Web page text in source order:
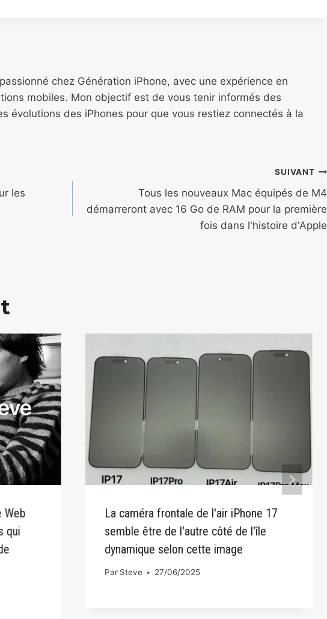
chez Génération iPhone, avec une expérience en
mobiles. Mon objectif est de vous tenir informés des
évolutions des iPhones pour que vous restiez connectés à la
les
SUIVANT
Tous les nouveaux Mac équipés de M4
démarreront avec 16 Go de RAM pour la première
fois dans l'histoire d'Apple
Web
qui
La caméra frontale de l'air iPhone 17
semble être de l'autre côté de l'île
dynamique selon cette image
Par Steve 27/06/2025